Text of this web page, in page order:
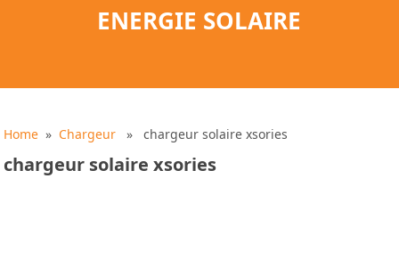
ENERGIE SOLAIRE
Home » Chargeur » chargeur solaire xsories
chargeur solaire xsories